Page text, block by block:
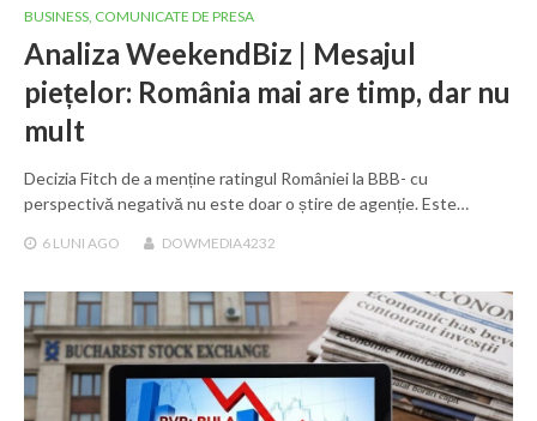
BUSINESS COMUNICATE DE PRESA
Analiza WeekendBiz | Mesajul
piețelor: România mai are timp, dar nu
mult
Decizia Fitch de a menține ratingul României la BBB- cu
perspectivă negativă nu este doar o știre de agenție. Este…
6 LUNI AGO DOWMEDIA4232